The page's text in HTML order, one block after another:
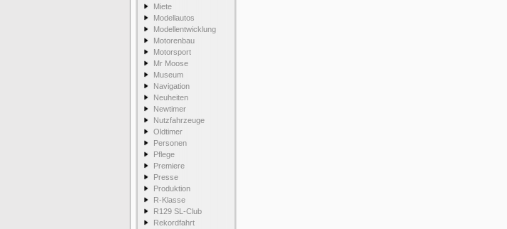
Miete
Modellautos
Modellentwicklung
Motorenbau
Motorsport
Mr Moose
Museum
Navigation
Neuheiten
Newtimer
Nutzfahrzeuge
Oldtimer
Personen
Pflege
Premiere
Presse
Produktion
R-Klasse
R129 SL-Club
Rekordfahrt